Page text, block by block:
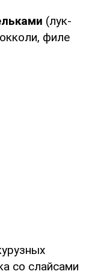
(лук-
филе
со слайсами